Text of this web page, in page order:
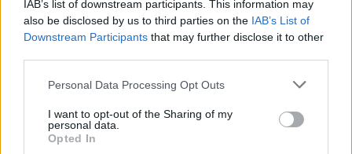
IAB’s list of downstream participants. This information may
also be disclosed by us to third parties on the IAB’s List of
Downstream Participants that may further disclose it to other
Please note that this website/app uses one or more Google
not limited to your visit or usage behaviour. You may click to
grant or deny consent to Google and its third-party tags to
use your data for below specified purposes in below Google
Personal Data Processing Opt Outs
I want to opt-out of the Sharing of my
personal data.
Opted In